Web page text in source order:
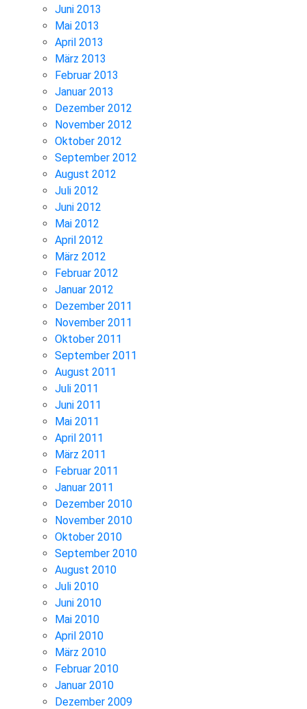
Juni 2013
Mai 2013
April 2013
März 2013
Februar 2013
Januar 2013
Dezember 2012
November 2012
Oktober 2012
September 2012
August 2012
Juli 2012
Juni 2012
Mai 2012
April 2012
März 2012
Februar 2012
Januar 2012
Dezember 2011
November 2011
Oktober 2011
September 2011
August 2011
Juli 2011
Juni 2011
Mai 2011
April 2011
März 2011
Februar 2011
Januar 2011
Dezember 2010
November 2010
Oktober 2010
September 2010
August 2010
Juli 2010
Juni 2010
Mai 2010
April 2010
März 2010
Februar 2010
Januar 2010
Dezember 2009